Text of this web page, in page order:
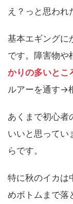
え？っと思われ
基本エギングに
です。障害物や
かりの多いとこ
ルアーを通す→
あくまで初心者
いいと思ってい
らです。
特に秋のイカは
めボトムまで落